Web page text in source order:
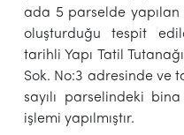
ada 5 parselde yapılan
oluşturduğu tespit
tarihli Yapı Tatil
Sok. No:3 adresinde ve
sayılı parselindeki
işlemi yapılmıştır.